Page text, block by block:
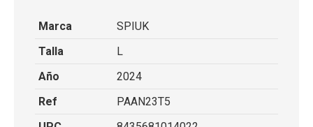
Marca
SPIUK
Talla
L
Año
2024
Ref
PAAN23T5